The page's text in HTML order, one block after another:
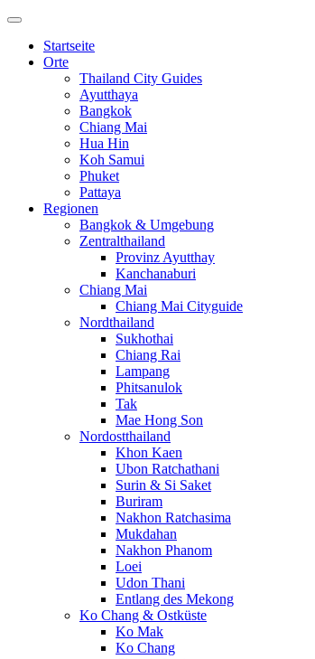
Startseite
Orte
Thailand City Guides
Ayutthaya
Bangkok
Chiang Mai
Hua Hin
Koh Samui
Phuket
Pattaya
Regionen
Bangkok & Umgebung
Zentralthailand
Provinz Ayutthay
Kanchanaburi
Chiang Mai
Chiang Mai Cityguide
Nordthailand
Sukhothai
Chiang Rai
Lampang
Phitsanulok
Tak
Mae Hong Son
Nordostthailand
Khon Kaen
Ubon Ratchathani
Surin & Si Saket
Buriram
Nakhon Ratchasima
Mukdahan
Nakhon Phanom
Loei
Udon Thani
Entlang des Mekong
Ko Chang & Ostküste
Ko Mak
Ko Chang